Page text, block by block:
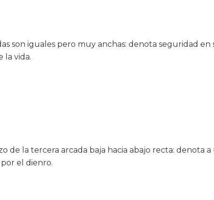
son iguales pero muy anchas: denota seguridad en
la vida.
de la tercera arcada baja hacia abajo recta: denota a
el dienro.